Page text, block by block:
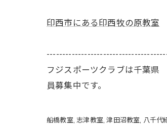
印西市にある印西牧の原教室
フジスポーツクラブは千葉
員募集中です。
船橋教室 志津教室 津田沼教室 八千代